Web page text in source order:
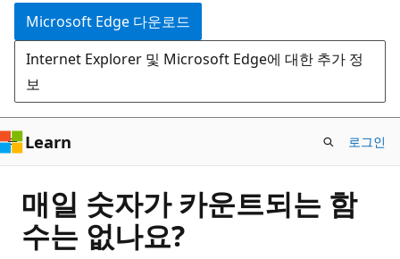
건
너
뛰
기
Microsoft Edge 다운로드
Internet Explorer 및 Microsoft Edge에 대한 추가 정
보
Learn 로그인
매일 숫자가 카운트되는 함
수는 없나요?